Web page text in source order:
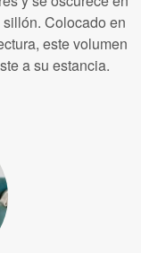
Colocado en
este volumen
a su estancia.